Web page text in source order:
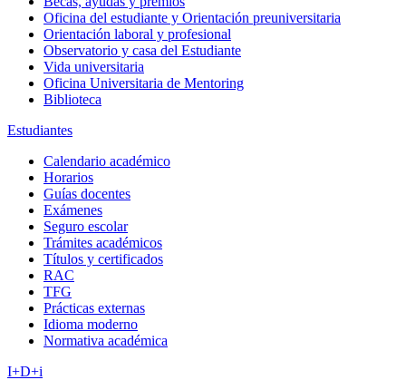
Oficina del estudiante y Orientación preuniversitaria
Orientación laboral y profesional
Observatorio y casa del Estudiante
Vida universitaria
Oficina Universitaria de Mentoring
Biblioteca
Estudiantes
Calendario académico
Horarios
Guías docentes
Exámenes
Seguro escolar
Trámites académicos
Títulos y certificados
RAC
TFG
Prácticas externas
Idioma moderno
Normativa académica
I+D+i